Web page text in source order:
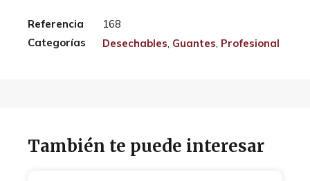
Referencia
168
Categorías
Desechables, Guantes, Profesional
También te puede interesar